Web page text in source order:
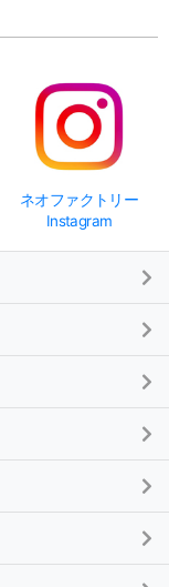
ネオファクトリー
Instagram